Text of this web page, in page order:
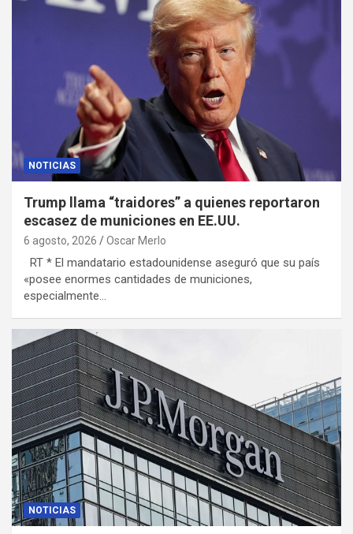
NOTICIAS
Trump llama “traidores” a quienes reportaron
escasez de municiones en EE.UU.
6 agosto, 2026 Oscar Merlo
RT * El mandatario estadounidense aseguró que su país
«posee enormes cantidades de municiones,
especialmente…
NOTICIAS